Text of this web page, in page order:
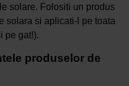
solare. Folositi un produs
solara si aplicati-l pe toata
pe gat!).
produselor de